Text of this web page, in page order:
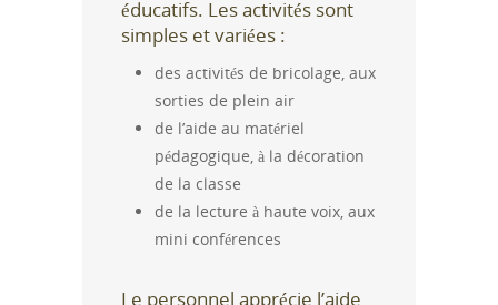
éducatifs. Les activités sont
simples et variées :
des activités de bricolage, aux
sorties de plein air
de l’aide au matériel
pédagogique, à la décoration
de la classe
de la lecture à haute voix, aux
mini conférences
Le personnel apprécie l’aide